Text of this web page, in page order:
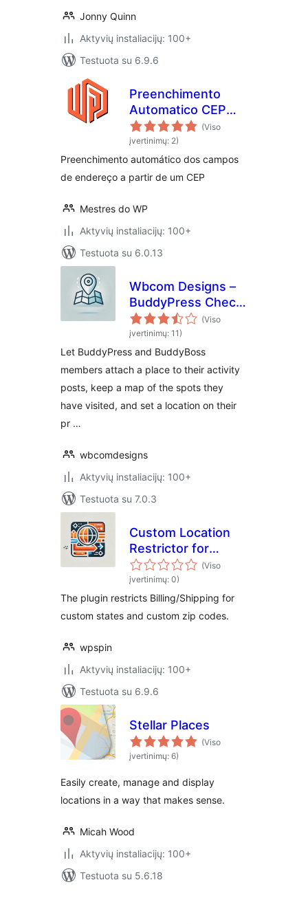
Jonny Quinn
Aktyvių instaliacijų: 100+
Testuota su 6.9.6
Preenchimento
Automatico CEP
Brasil
(Viso
įvertinimų: 2)
Preenchimento automático dos campos
de endereço a partir de um CEP
Mestres do WP
Aktyvių instaliacijų: 100+
Testuota su 6.0.13
Wbcom Designs –
BuddyPress Check-
ins
(Viso
įvertinimų: 11)
Let BuddyPress and BuddyBoss
members attach a place to their activity
posts, keep a map of the spots they
have visited, and set a location on their
pr …
wbcomdesigns
Aktyvių instaliacijų: 100+
Testuota su 7.0.3
Custom Location
Restrictor for
WooCommerce
(Viso
įvertinimų: 0)
The plugin restricts Billing/Shipping for
custom states and custom zip codes.
wpspin
Aktyvių instaliacijų: 100+
Testuota su 6.9.6
Stellar Places
(Viso
įvertinimų: 6)
Easily create, manage and display
locations in a way that makes sense.
Micah Wood
Aktyvių instaliacijų: 100+
Testuota su 5.6.18